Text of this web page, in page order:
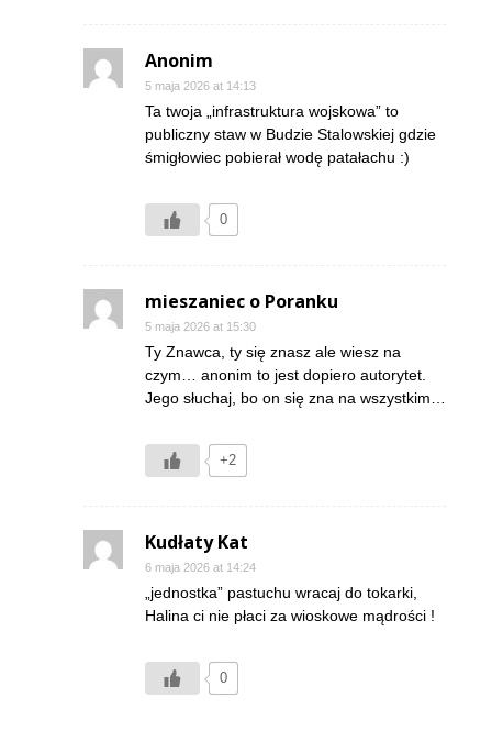
Anonim
5 maja 2026 at 14:13
Ta twoja „infrastruktura wojskowa” to
publiczny staw w Budzie Stalowskiej gdzie
śmigłowiec pobierał wodę patałachu :)
0
mieszaniec o Poranku
5 maja 2026 at 15:30
Ty Znawca, ty się znasz ale wiesz na
czym… anonim to jest dopiero autorytet.
Jego słuchaj, bo on się zna na wszystkim…
+2
Kudłaty Kat
6 maja 2026 at 14:24
„jednostka” pastuchu wracaj do tokarki,
Halina ci nie płaci za wioskowe mądrości !
0